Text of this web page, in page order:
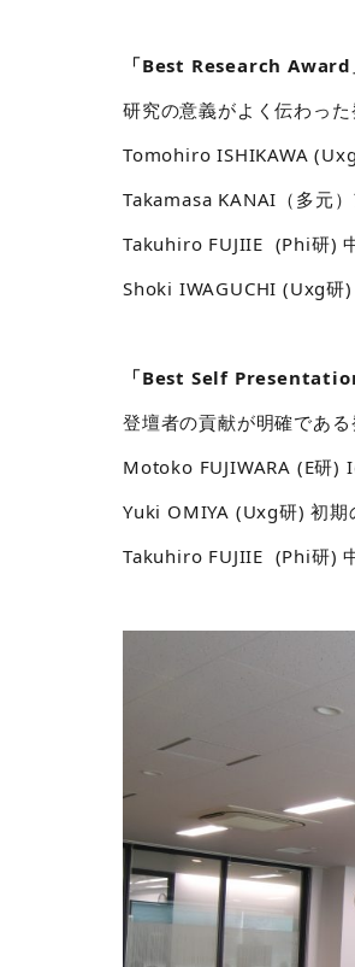
「Best Research Award
研究の意義がよく伝わった
Tomohiro ISHIKAWA
Takamasa KANAI（多元
Takuhiro FUJIIE (Phi研)
Shoki IWAGUCHI (Uxg研)
「Best Self
登壇者の貢献が明確であ
Motoko FUJIWARA (E
Yuki OMIYA (Uxg研) 初期
Takuhiro FUJIIE (Phi研)